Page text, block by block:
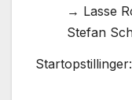
→ Lasse
Stefan
Startopstillinger: